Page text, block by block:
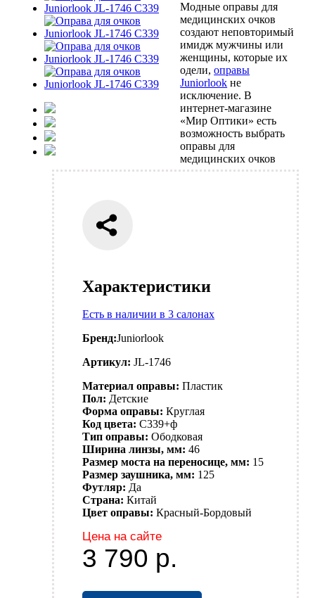
Характеристики
Есть в наличии в 3 салонах
Бренд:Juniorlook
Артикул: JL-1746
Материал оправы: Пластик
Пол: Детские
Форма оправы: Круглая
Код цвета: C339+ф
Тип оправы: Ободковая
Ширина линзы, мм: 46
Размер моста на переносице, мм: 15
Размер заушника, мм: 125
Футляр: Да
Страна: Китай
Цвет оправы: Красный-Бордовый
Цена на сайте
3 790 р.
Модные оправы для
медицинских очков
создают неповторимый
имидж мужчины или
женщины, которые их
одели,оправы
Juniorlook не
исключение. В
интернет-магазине
«Мир Оптики» есть
возможность выбрать
оправы для
медицинских очков